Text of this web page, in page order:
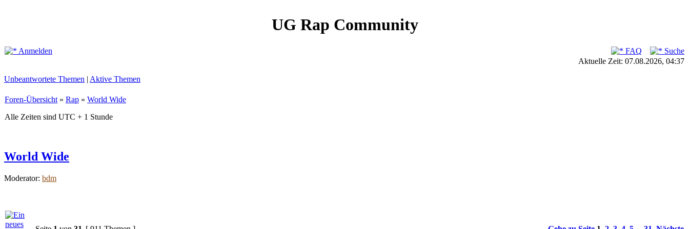
UG Rap Community
Anmelden FAQ
Suche
Aktuelle Zeit: 07.08.2026, 04:37
Unbeantwortete Themen | Aktive Themen
Foren-Übersicht » Rap » World Wide
Alle Zeiten sind UTC + 1 Stunde
World Wide
Moderator: bdm